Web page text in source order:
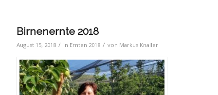
Birnenernte 2018
August 15, 2018 / in Ernten 2018 / von Markus Knaller